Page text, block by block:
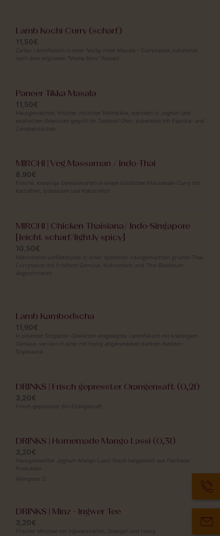
Lamb Kochi Curry (scharf)
11,50€
Zartes Lammfleisch in einer feurig-roten Masala - Currysauce, zubereitet
nach dem originalen "Mama Bans" Rezept
Paneer Tikka Masala
11,50€
Hausgemachter, frischer indischer Rahmkäse, mariniert in Joghurt und
exotischen Gewürzen gegrillt im Tandoori Ofen, zubereitet mit Paprika- und
Zwiebelstücken
MIRCHI | Veg Massaman / Indo-Thai
8,90€
Frische, knackige Gemüsesorten in einem köstlichen Massaman-Curry mit
Kartoffeln, Erdnüssen und Kokosmilch
MIRCHI | Chicken Thaisiana/ Indo-Singapore
[leicht scharf/lightly spicy]
10,50€
Hähnchenbrustfiletstücke in einer speziellen hausgemachten grünen Thai-
Currysauce mit frischem Gemüse, Kokosmilch und Thai-Basilikum
abgeschmeckt
Lamb Kambodscha
11,90€
In pikanten Singapori-Gewürzen eingelegtes Lammfleisch mit knackigem
Gemüse, serviert in einer mit Honig abgerundeten dunklen Austern-
Soyasauce.
DRINKS | Frisch gepresster Orangensaft (0,2l)
3,20€
Frisch gepresster Bio-Orangensaft
DRINKS | Homemade Mango Lassi (0,3l)
3,20€
Hausgemachter Joghurt-Mango-Lassi frisch hergestellt aus Fairtrade
Produkten
Allergene: O
DRINKS | Minz - Ingwer Tee
3,20€
Frischer Minztee mit Ingwerstreifen, Orangen und Honig